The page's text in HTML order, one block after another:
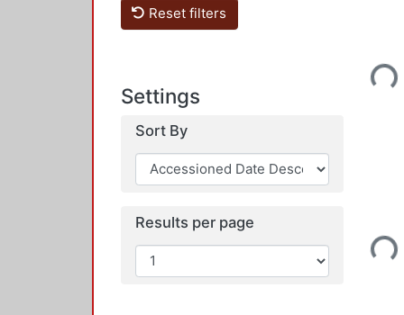
Reset filters
Settings
Sort By
Results per page